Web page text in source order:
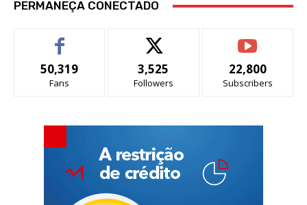
PERMANEÇA CONECTADO
50,319
Fans
3,525
Followers
22,800
Subscribers